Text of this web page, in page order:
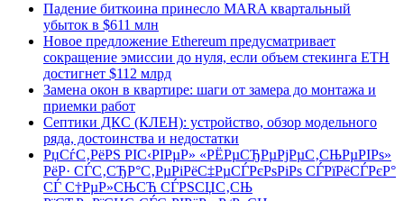
Падение биткоина принесло MARA квартальный
убыток в $611 млн
Новое предложение Ethereum предусматривает
сокращение эмиссии до нуля, если объем стекинга ETH
достигнет $112 млрд
Замена окон в квартире: шаги от замера до монтажа и
приемки работ
Септики ДКС (КЛЕН): устройство, обзор модельного
ряда, достоинства и недостатки
РџСѓС‚РёРЅ РІС‹РІРµР» «РЁРµСЂРµРјРµС‚СЊРµРІРѕ»
РёР· СЃС‚СЂР°С‚РµРіРёС‡РµСЃРєРѕРіРѕ СЃРїРёСЃРєР°
СЃ С†РµР»СЊСЋ СЃРЅСЏС‚СЊ